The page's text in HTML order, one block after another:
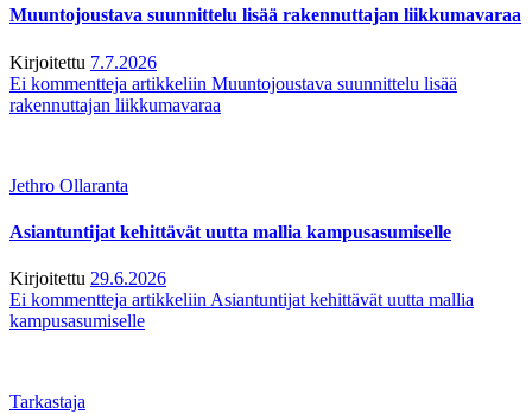
Muuntojoustava suunnittelu lisää rakennuttajan liikkumavaraa
Kirjoitettu 7.7.2026
Ei kommentteja artikkeliin Muuntojoustava suunnittelu lisää
rakennuttajan liikkumavaraa
Jethro Ollaranta
Asiantuntijat kehittävät uutta mallia kampusasumiselle
Kirjoitettu 29.6.2026
Ei kommentteja artikkeliin Asiantuntijat kehittävät uutta mallia
kampusasumiselle
Tarkastaja